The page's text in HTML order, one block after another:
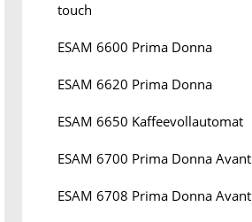
touch
ESAM 6600 Prima Donna
ESAM 6620 Prima Donna
ESAM 6650 Kaffeevollautomat
ESAM 6700 Prima Donna Avant
ESAM 6708 Prima Donna Avant